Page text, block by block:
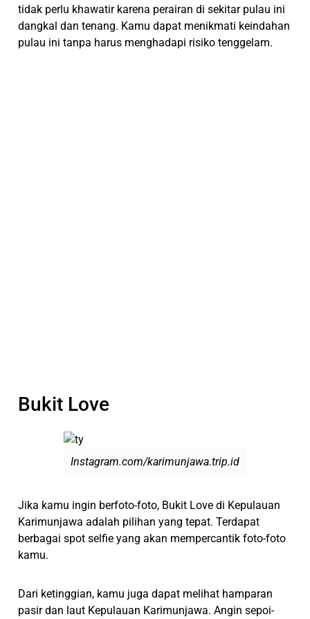
tidak perlu khawatir karena perairan di sekitar pulau ini
dangkal dan tenang. Kamu dapat menikmati keindahan
pulau ini tanpa harus menghadapi risiko tenggelam.
Bukit Love
Instagram.com/karimunjawa.trip.id
Jika kamu ingin berfoto-foto, Bukit Love di Kepulauan
Karimunjawa adalah pilihan yang tepat. Terdapat
berbagai spot selfie yang akan mempercantik foto-foto
kamu.
Dari ketinggian, kamu juga dapat melihat hamparan
pasir dan laut Kepulauan Karimunjawa. Angin sepoi-